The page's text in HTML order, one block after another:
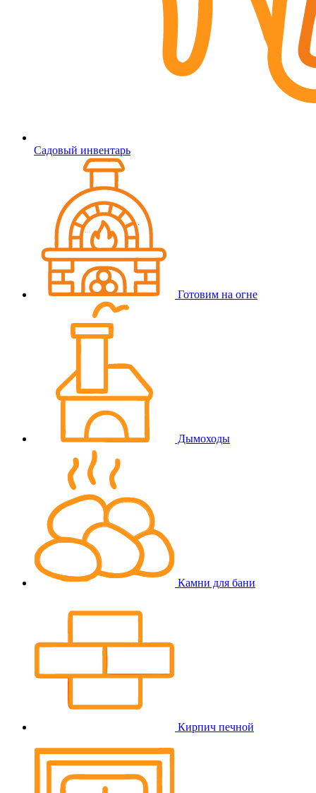
Садовый инвентарь
Готовим на огне
Дымоходы
Камни для бани
Кирпич печной